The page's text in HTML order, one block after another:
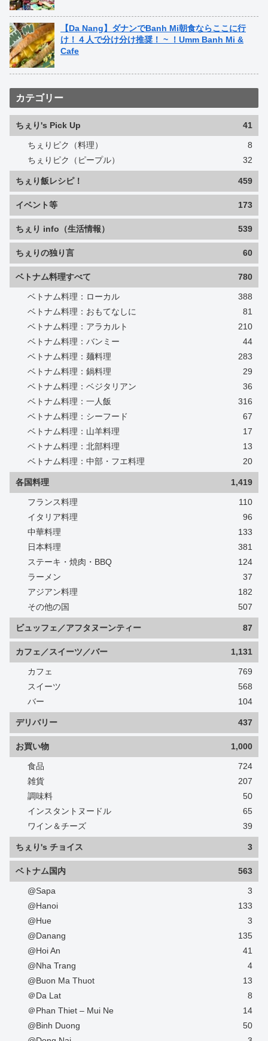
【Da Nang】ダナンでBanh Mi朝食ならここに行
け！４人で分け分け推奨！ ~ ！Umm Banh Mi &
Cafe
カテゴリー
ちぇり's Pick Up 41
ちぇりピク（料理）
8
ちぇりピク（ピープル）
32
ちぇり飯レシピ！ 459
イベント等 173
ちぇり info（生活情報） 539
ちぇりの独り言 60
ベトナム料理すべて 780
ベトナム料理：ローカル
388
ベトナム料理：おもてなしに
81
ベトナム料理：アラカルト
210
ベトナム料理：バンミー
44
ベトナム料理：麺料理
283
ベトナム料理：鍋料理
29
ベトナム料理：ベジタリアン
36
ベトナム料理：一人飯
316
ベトナム料理：シーフード
67
ベトナム料理：山羊料理
17
ベトナム料理：北部料理
13
ベトナム料理：中部・フエ料理
20
各国料理 1,419
フランス料理
110
イタリア料理
96
中華料理
133
日本料理
381
ステーキ・焼肉・BBQ
124
ラーメン
37
アジアン料理
182
その他の国
507
ビュッフェ／アフタヌーンティー 87
カフェ／スイーツ／バー 1,131
カフェ
769
スイーツ
568
バー
104
デリバリー 437
お買い物 1,000
食品
724
雑貨
207
調味料
50
インスタントヌードル
65
ワイン＆チーズ
39
ちぇり's チョイス 3
ベトナム国内 563
@Sapa
3
@Hanoi
133
@Hue
3
@Danang
135
@Hoi An
41
@Nha Trang
4
@Buon Ma Thuot
13
＠Da Lat
8
＠Phan Thiet – Mui Ne
14
@Binh Duong
50